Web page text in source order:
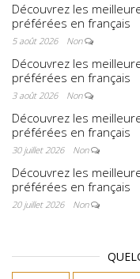
Découvrez les
préférées en français
5 août 2026 Non
Découvrez les
préférées en français
3 août 2026 Non
Découvrez les
préférées en français
30 juillet 2026 Non
Découvrez les
préférées en français
20 juillet 2026 Non